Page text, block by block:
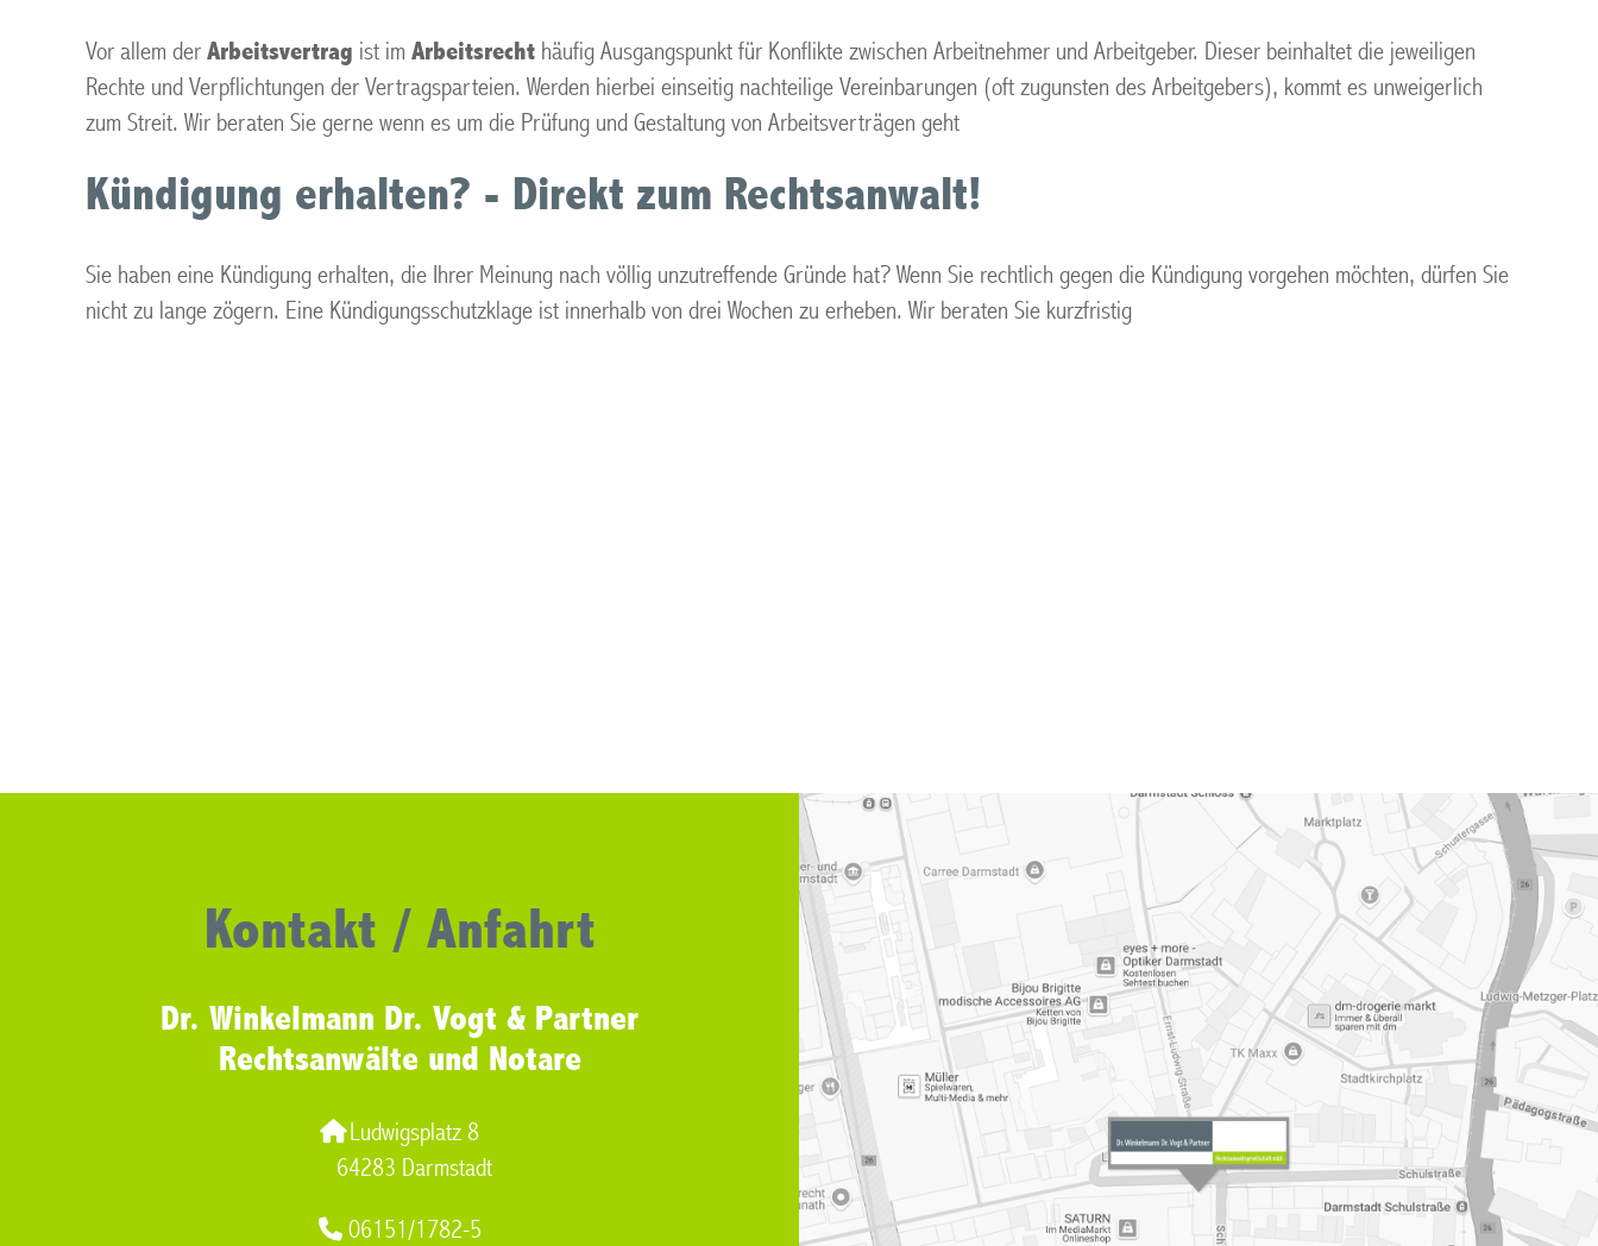
Vor allem der Arbeitsvertrag ist im Arbeitsrecht häufig Ausgangspunkt für Konflikte zwischen Arbeitnehmer und Arbeitgeber. Dieser beinhaltet die jeweiligen
Rechte und Verpflichtungen der Vertragsparteien. Werden hierbei einseitig nachteilige Vereinbarungen (oft zugunsten des Arbeitgebers), kommt es unweigerlich
zum Streit. Wir beraten Sie gerne wenn es um die Prüfung und Gestaltung von Arbeitsverträgen geht
Kündigung erhalten? - Direkt zum Rechtsanwalt!
Sie haben eine Kündigung erhalten, die Ihrer Meinung nach völlig unzutreffende Gründe hat? Wenn Sie rechtlich gegen die Kündigung vorgehen möchten, dürfen Sie
nicht zu lange zögern. Eine Kündigungsschutzklage ist innerhalb von drei Wochen zu erheben. Wir beraten Sie kurzfristig
Kontakt / Anfahrt
Dr. Winkelmann Dr. Vogt & Partner
Rechtsanwälte und Notare
Ludwigsplatz 8
64283 Darmstadt
06151/1782-5